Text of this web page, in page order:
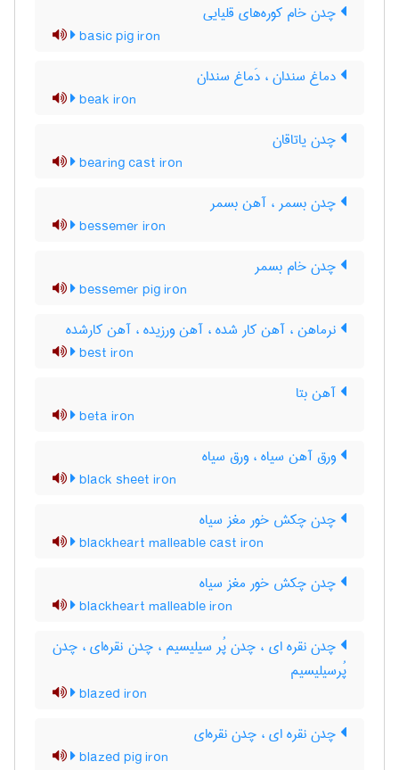
چدن خام کوره‌های قلیایی
basic pig iron
دماغ سندان ، دَماغ سندان
beak iron
چدن یاتاقان
bearing cast iron
چدن بسمر ، آهن بسمر
bessemer iron
چدن خام بسمر
bessemer pig iron
نرماهن ، آهن کار شده ، آهن ورزیده ، آهن کارشده
best iron
آهن بتا
beta iron
ورق آهن سیاه ، ورق سیاه
black sheet iron
چدن چکش خور مغز سیاه
blackheart malleable cast iron
چدن چکش خور مغز سیاه
blackheart malleable iron
چدن نقره ای ، چدن پُر سیلیسیم ، چدن نقره‌ای ، چدن
پُرسیلیسیم
blazed iron
چدن نقره ای ، چدن نقره‌ای
blazed pig iron